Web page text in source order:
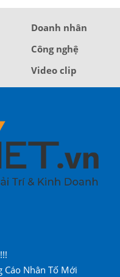
Doanh nhân
Công nghệ
Video clip
!!!
Cáo Nhân Tố Mới